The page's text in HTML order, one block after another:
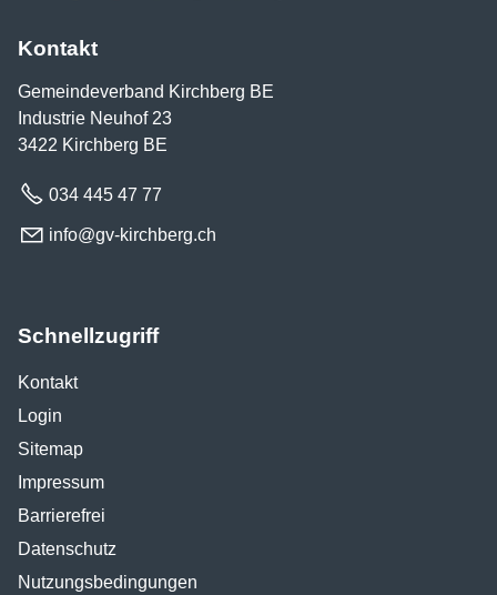
Kontakt
Gemeindeverband Kirchberg BE
Industrie Neuhof 23
3422 Kirchberg BE
034 445 47 77
nf gv-k rchb rg ch
Schnellzugriff
Kontakt
Login
Sitemap
Impressum
Barrierefrei
Datenschutz
Nutzungsbedingungen